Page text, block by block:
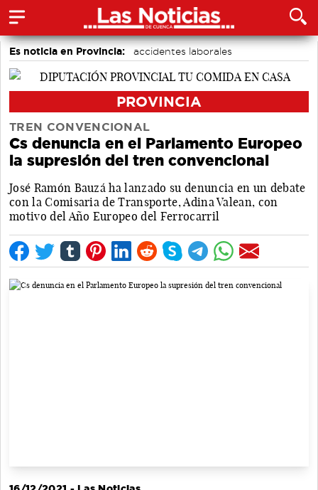
Es noticia en Provincia:
accidentes laborales
Medio Ambiente
PROVINCIA
TREN CONVENCIONAL
Cs denuncia en el Parlamento Europeo
la supresión del tren convencional
José Ramón Bauzá ha lanzado su denuncia en un debate
con la Comisaria de Transporte, Adina Valean, con
motivo del Año Europeo del Ferrocarril